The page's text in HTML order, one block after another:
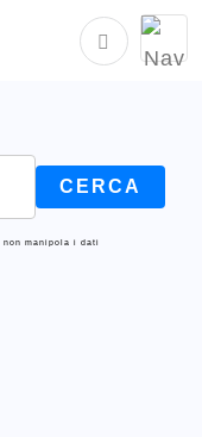
non manipola i dati